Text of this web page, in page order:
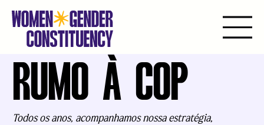
conteúdo
RUMO À COP
Todos os anos, acompanhamos nossa estratégia,